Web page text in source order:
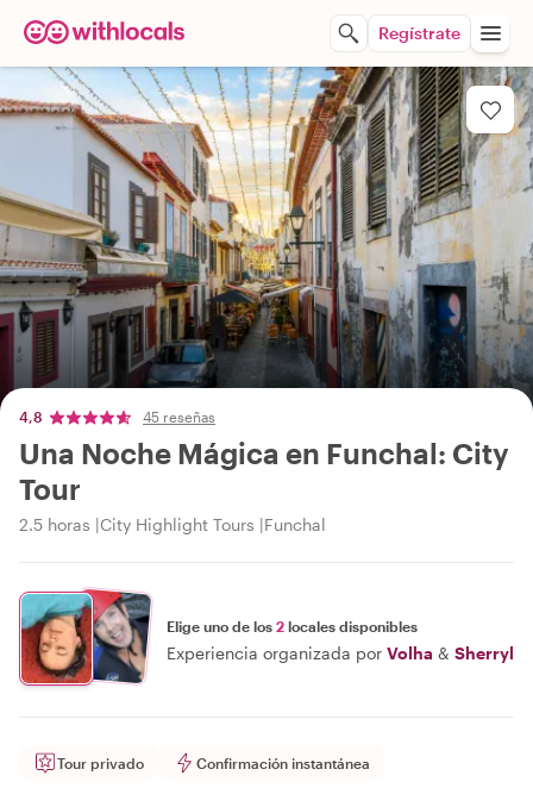
Regístrate
4,8 45 reseñas
Una Noche Mágica en Funchal: City
Tour
2.5 horas City Highlight Tours Funchal
Elige uno de los 2 locales disponibles
Experiencia organizada por Volha & Sherryl
Tour privado Confirmación instantánea